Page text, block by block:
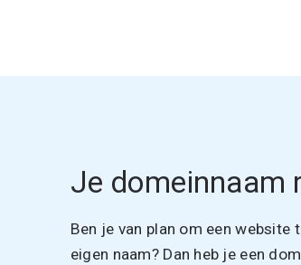
Je domeinnaam
Ben je van plan om een
eigen naam? Dan heb je een